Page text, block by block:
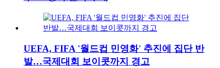
UEFA, FIFA '월드컵 민영화' 추진에 집단 반
발…국제대회 보이콧까지 경고